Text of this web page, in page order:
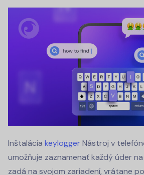
Inštalácia keyloggerNástroj v
umožňuje zaznamenať každý úder
zadá na svojom zariadení, vrátane